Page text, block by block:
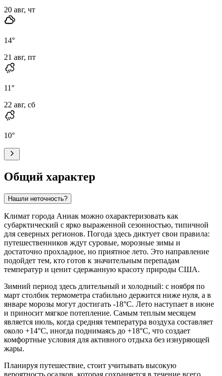
20 авг, чт
14°
21 авг, пт
11°
22 авг, сб
10°
Общий характер
Нашли неточность?
Климат города Аниак можно охарактеризовать как
субарктический с ярко выраженной сезонностью, типичной
для северных регионов. Погода здесь диктует свои правила:
путешественников ждут суровые, морозные зимы и
достаточно прохладное, но приятное лето. Это направление
подойдет тем, кто готов к значительным перепадам
температур и ценит сдержанную красоту природы США.
Зимний период здесь длительный и холодный: с ноября по
март столбик термометра стабильно держится ниже нуля, а в
январе морозы могут достигать -18°C. Лето наступает в июне
и приносит мягкое потепление. Самым теплым месяцем
является июль, когда средняя температура воздуха составляет
около +14°C, иногда поднимаясь до +18°C, что создает
комфортные условия для активного отдыха без изнуряющей
жары.
Планируя путешествие, стоит учитывать высокую
вероятность осадков, которая сохраняется в течение всего